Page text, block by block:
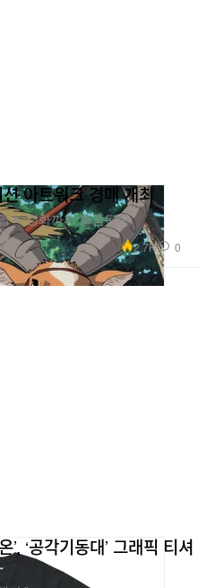
아트워크 경매 개최
배경화까지 출품된다.
2.7K 0
‘공각기동대’ 그래픽 티셔